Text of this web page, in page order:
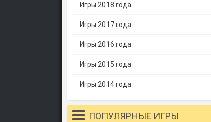
Игры 2018 года
Игры 2017 года
Игры 2016 года
Игры 2015 года
Игры 2014 года
ПОПУЛЯРНЫЕ ИГРЫ